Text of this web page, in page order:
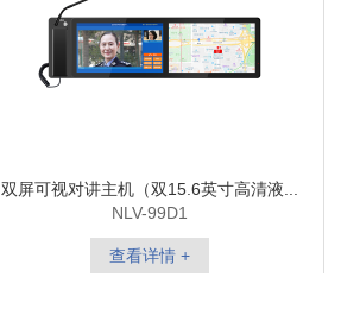
双屏可视对讲主机（双15.6英寸高清液...
NLV-99D1
查看详情 +